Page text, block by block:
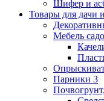
Шифер и
Товары для дачи
Мебель
Парники 3